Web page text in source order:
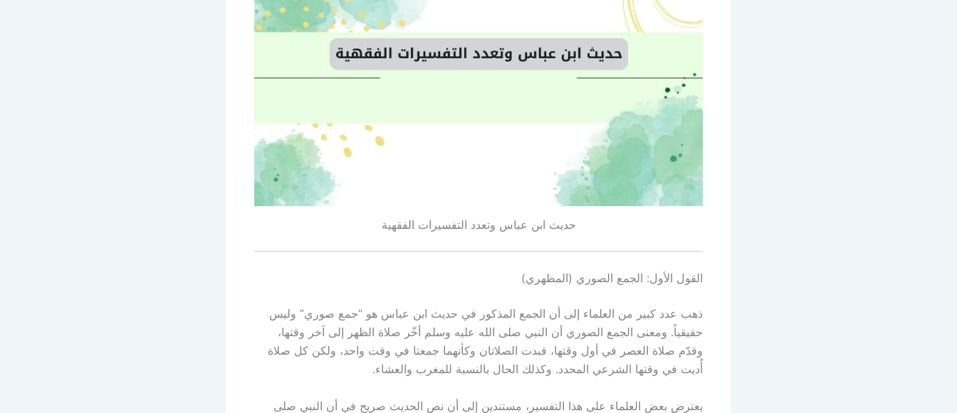
حديث ابن عباس وتعدد التفسيرات الفقهية
القول الأول: الجمع الصوري (المظهري)
ذهب عدد كبير من العلماء إلى أن الجمع المذكور في حديث ابن عباس هو “جمع صوري” وليس
حقيقياً. ومعنى الجمع الصوري أن النبي صلى الله عليه وسلم أخّر صلاة الظهر إلى آخر وقتها،
وقدّم صلاة العصر في أول وقتها، فبدت الصلاتان وكأنهما جمعتا في وقت واحد، ولكن كل صلاة
أُديت في وقتها الشرعي المحدد. وكذلك الحال بالنسبة للمغرب والعشاء.
يعترض بعض العلماء على هذا التفسير، مستندين إلى أن نص الحديث صريح في أن النبي صلى